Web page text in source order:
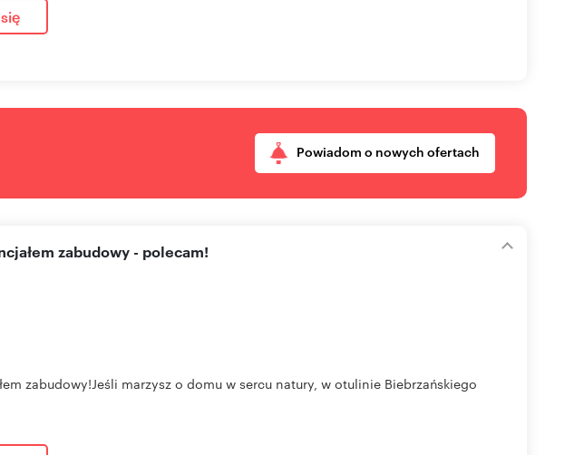
Powiadom o nowych ofertach
zabudowy - polecam!
zabudowy!Jeśli marzysz o domu w sercu natury, w otulinie Biebrzańskiego